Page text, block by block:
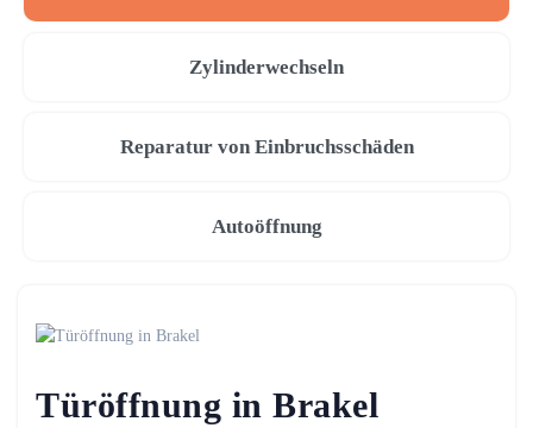
Zylinderwechseln
Reparatur von Einbruchsschäden
Autoöffnung
Türöffnung in Brakel